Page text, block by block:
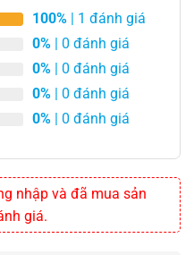
100% | 1 đánh giá
0% | 0 đánh giá
0% | 0 đánh giá
0% | 0 đánh giá
0% | 0 đánh giá
nhập và đã mua sản
giá.